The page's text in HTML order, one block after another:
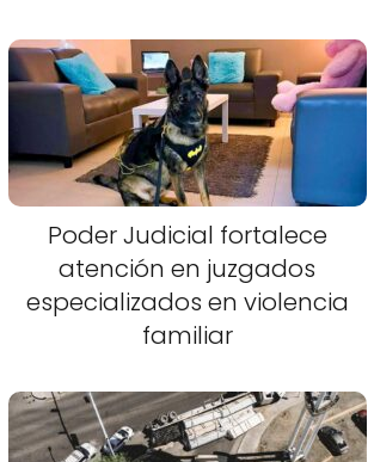
Poder Judicial fortalece
atención en juzgados
especializados en violencia
familiar